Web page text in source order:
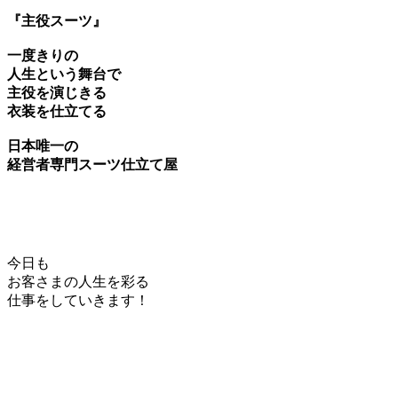
『主役スーツ』
一度きりの
人生という舞台で
主役を演じきる
衣装を仕立てる
日本唯一の
経営者専門スーツ仕立て屋
今日も
お客さまの人生を彩る
仕事をしていきます！